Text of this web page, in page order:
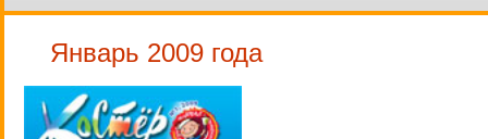
Январь 2009 года